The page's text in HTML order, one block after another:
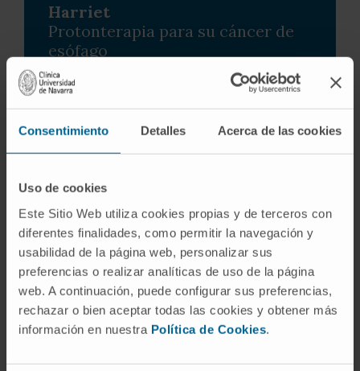
Consentimiento Detalles Acerca de las cookies
Uso de cookies
Este Sitio Web utiliza cookies propias y de terceros con
diferentes finalidades, como permitir la navegación y
usabilidad de la página web, personalizar sus
preferencias o realizar analíticas de uso de la página
web. A continuación, puede configurar sus preferencias,
rechazar o bien aceptar todas las cookies y obtener más
información en nuestra Política de Cookies.
Harriet
Protonterapia para su cáncer de
esófago
A sus 80 años, Harriet viajó desde Toronto
Tras el diagnóstico en su ciudad natal, Harriet y
les ofreciera un tratamiento más adecuado
para su enfermedad. Así, llegaron a la Clínica
Universidad de Navarra para recibir
protonterapia.